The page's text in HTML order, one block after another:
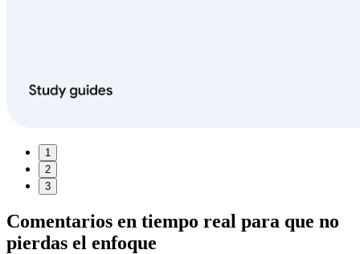
1
2
3
Comentarios en tiempo real para que no
pierdas el enfoque